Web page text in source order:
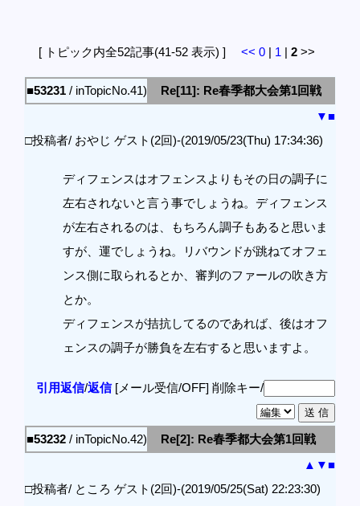
[ トピック内全52記事(41-52 表示) ] << 0 | 1 | 2 >>
■53231 / inTopicNo.41)
Re[11]: Re春季都大会第1回戦
▼■
□投稿者/ おやじ ゲスト(2回)-(2019/05/23(Thu) 17:34:36)
ディフェンスはオフェンスよりもその日の調子に
左右されないと言う事でしょうね。ディフェンス
が左右されるのは、もちろん調子もあると思いま
すが、運でしょうね。リバウンドが跳ねてオフェ
ンス側に取られるとか、審判のファールの吹き方
とか。
ディフェンスが拮抗してるのであれば、後はオフ
ェンスの調子が勝負を左右すると思いますよ。
引用返信/返信[メール受信/OFF] 削除キー/
■53232 / inTopicNo.42)
Re[2]: Re春季都大会第1回戦
▲ ▼■
□投稿者/ ところ ゲスト(2回)-(2019/05/25(Sat) 22:23:30)